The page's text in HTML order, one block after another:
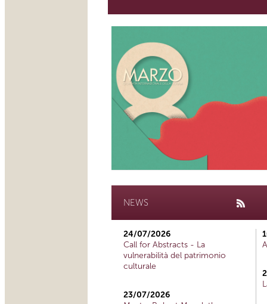
NEWS
24/07/2026
Call for Abstracts - La
vulnerabilità del patrimonio
culturale
23/07/2026